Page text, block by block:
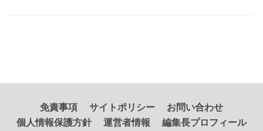
免責事項 サイトポリシー
お問い合わせ
個人情報保護方針
運営者情報
編集長プロフィール